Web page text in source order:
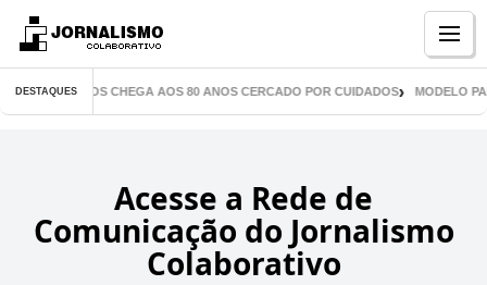
DESTAQUES
DE MIL LIVROS CHEGA AOS 80 ANOS CERCADO POR CUIDADOS MODELO
Acesse a Rede de
Comunicação do Jornalismo
Colaborativo